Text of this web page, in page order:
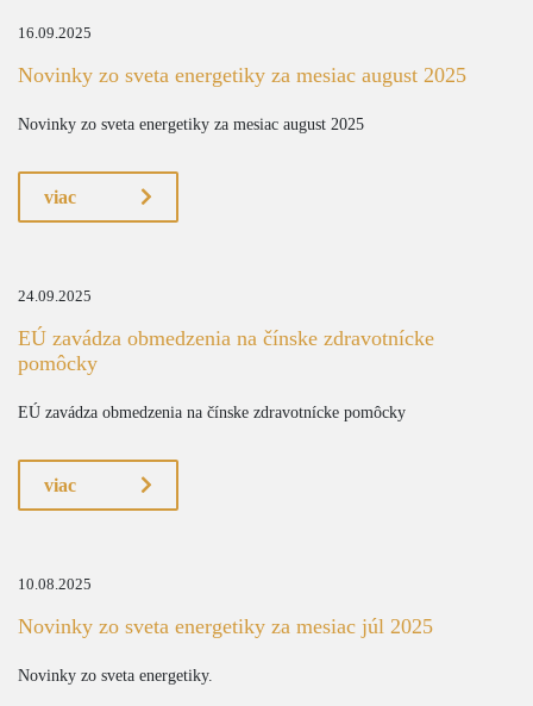
16.09.2025
Novinky zo sveta energetiky za mesiac august 2025
Novinky zo sveta energetiky za mesiac august 2025
viac
24.09.2025
EÚ zavádza obmedzenia na čínske zdravotnícke
pomôcky
EÚ zavádza obmedzenia na čínske zdravotnícke pomôcky
viac
10.08.2025
Novinky zo sveta energetiky za mesiac júl 2025
Novinky zo sveta energetiky.